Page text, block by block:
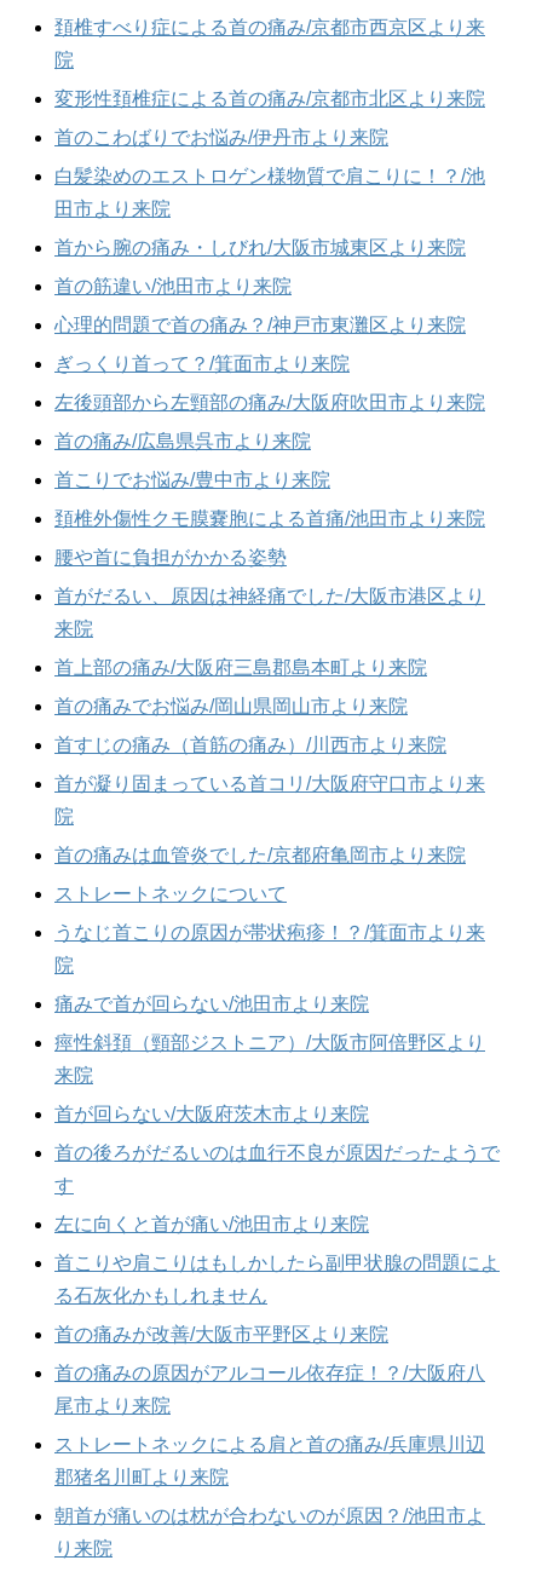
頚椎すべり症による首の痛み/京都市西京区より来
院
変形性頚椎症による首の痛み/京都市北区より来院
首のこわばりでお悩み/伊丹市より来院
白髪染めのエストロゲン様物質で肩こりに！？/池
田市より来院
首から腕の痛み・しびれ/大阪市城東区より来院
首の筋違い/池田市より来院
心理的問題で首の痛み？/神戸市東灘区より来院
ぎっくり首って？/箕面市より来院
左後頭部から左頸部の痛み/大阪府吹田市より来院
首の痛み/広島県呉市より来院
首こりでお悩み/豊中市より来院
頚椎外傷性クモ膜嚢胞による首痛/池田市より来院
腰や首に負担がかかる姿勢
首がだるい、原因は神経痛でした/大阪市港区より
来院
首上部の痛み/大阪府三島郡島本町より来院
首の痛みでお悩み/岡山県岡山市より来院
首すじの痛み（首筋の痛み）/川西市より来院
首が凝り固まっている首コリ/大阪府守口市より来
院
首の痛みは血管炎でした/京都府亀岡市より来院
ストレートネックについて
うなじ首こりの原因が帯状疱疹！？/箕面市より来
院
痛みで首が回らない/池田市より来院
痙性斜頚（頸部ジストニア）/大阪市阿倍野区より
来院
首が回らない/大阪府茨木市より来院
首の後ろがだるいのは血行不良が原因だったようで
す
左に向くと首が痛い/池田市より来院
首こりや肩こりはもしかしたら副甲状腺の問題によ
る石灰化かもしれません
首の痛みが改善/大阪市平野区より来院
首の痛みの原因がアルコール依存症！？/大阪府八
尾市より来院
ストレートネックによる肩と首の痛み/兵庫県川辺
郡猪名川町より来院
朝首が痛いのは枕が合わないのが原因？/池田市よ
り来院